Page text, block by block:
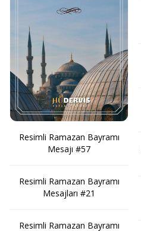
Resimli Ramazan Bayramı
Mesajı #57
Resimli Ramazan Bayramı
Mesajları #21
Resimli Ramazan Bayramı